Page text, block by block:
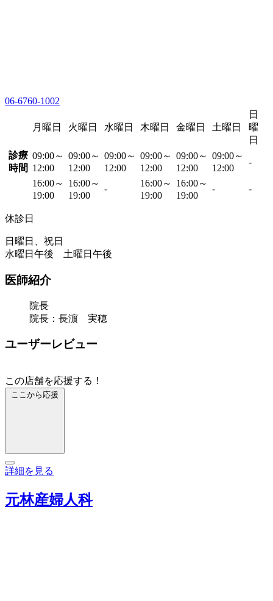
06-6760-1002
月曜日 火曜日 水曜日 木曜日 金曜日 土曜日
日
曜
日
診療
時間
09:00～
12:00
09:00～
12:00
09:00～
12:00
09:00～
12:00
09:00～
12:00
09:00～
12:00
-
16:00～
19:00
16:00～
19:00
-
16:00～
19:00
16:00～
19:00
- -
休診日
日曜日、祝日
水曜日午後 土曜日午後
医師紹介
院長
院長：長濵 実穂
ユーザーレビュー
この店舗を応援する！
ここから応援
詳細を見る
元林産婦人科